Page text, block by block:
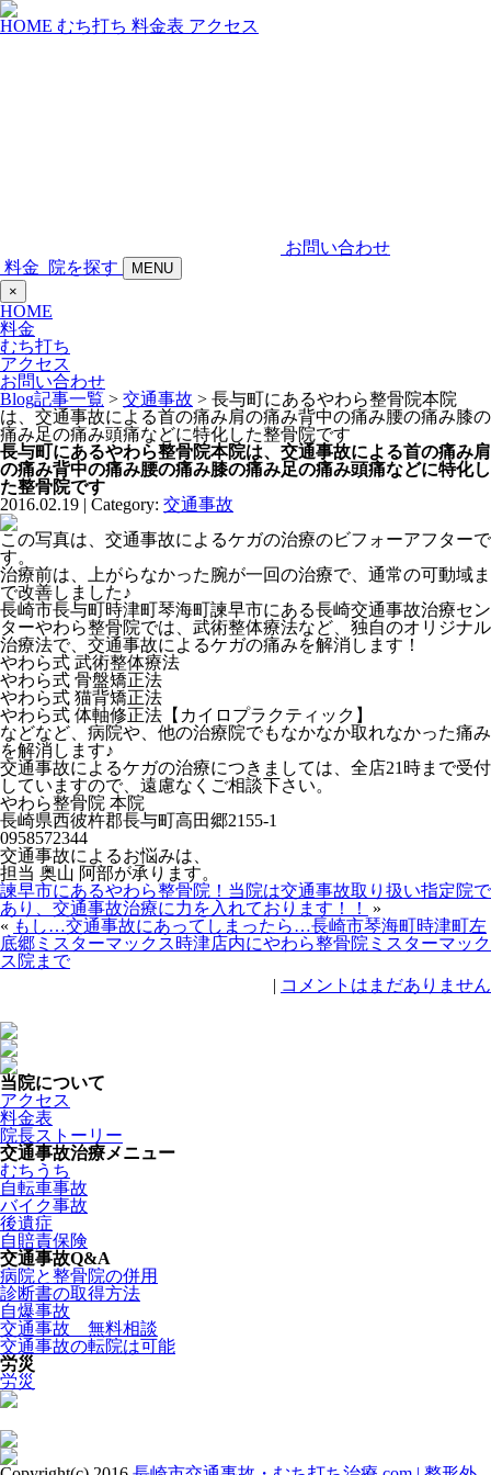
HOME むち打ち 料金表 アクセス
お問い合わせ
料金
院を探す
MENU
×
HOME
料金
むち打ち
アクセス
お問い合わせ
Blog記事一覧 > 交通事故 > 長与町にあるやわら整骨院本院
は、交通事故による首の痛み肩の痛み背中の痛み腰の痛み膝の
痛み足の痛み頭痛などに特化した整骨院です
長与町にあるやわら整骨院本院は、交通事故による首の痛み肩
の痛み背中の痛み腰の痛み膝の痛み足の痛み頭痛などに特化し
た整骨院です
2016.02.19 | Category: 交通事故
この写真は、交通事故によるケガの治療のビフォーアフターで
す。
治療前は、上がらなかった腕が一回の治療で、通常の可動域ま
で改善しました♪
長崎市長与町時津町琴海町諫早市にある長崎交通事故治療セン
ターやわら整骨院では、武術整体療法など、独自のオリジナル
治療法で、交通事故によるケガの痛みを解消します！
やわら式 武術整体療法
やわら式 骨盤矯正法
やわら式 猫背矯正法
やわら式 体軸修正法【カイロプラクティック】
などなど、病院や、他の治療院でもなかなか取れなかった痛み
を解消します♪
交通事故によるケガの治療につきましては、全店21時まで受付
していますので、遠慮なくご相談下さい。
やわら整骨院 本院
長崎県西彼杵郡長与町高田郷2155-1
0958572344
交通事故によるお悩みは、
担当 奥山 阿部が承ります。
諫早市にあるやわら整骨院！当院は交通事故取り扱い指定院で
あり、交通事故治療に力を入れております！！
»
« もし…交通事故にあってしまったら…長崎市琴海町時津町左
底郷ミスターマックス時津店内にやわら整骨院ミスターマック
ス院まで
| コメントはまだありません
当院について
アクセス
料金表
院長ストーリー
交通事故治療メニュー
むちうち
自転車事故
バイク事故
後遺症
自賠責保険
交通事故Q&A
病院と整骨院の併用
診断書の取得方法
自爆事故
交通事故 無料相談
交通事故の転院は可能
労災
労災